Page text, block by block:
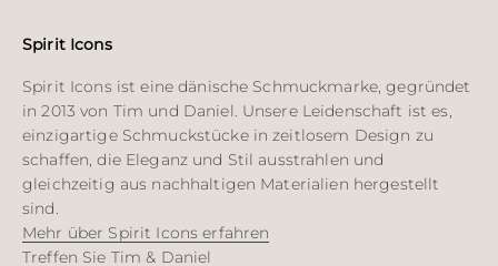
Spirit Icons
Spirit Icons ist eine dänische Schmuckmarke, gegründet
in 2013 von Tim und Daniel. Unsere Leidenschaft ist es,
einzigartige Schmuckstücke in zeitlosem Design zu
schaffen, die Eleganz und Stil ausstrahlen und
gleichzeitig aus nachhaltigen Materialien hergestellt
sind.
Mehr über Spirit Icons erfahren
Treffen Sie Tim & Daniel